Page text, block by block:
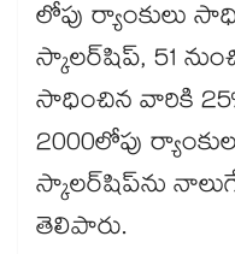
లోపు ర్యాంకులు
స్కాలర్‌‌‌‌‌‌‌‌‌‌‌‌‌‌‌‌షిప్, 51
సాధించిన వారికి
2000లోపు
స్కాలర్‌‌‌‌‌‌‌‌‌‌‌‌‌‌‌‌షిప్‌‌‌‌‌‌‌‌‌‌‌‌‌‌‌‌ను
తెలిపారు.